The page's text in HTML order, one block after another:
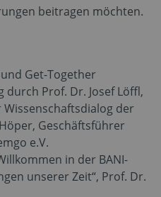
beitragen möchten.
Get-Together
durch Prof. Dr. Josef Löffl,
der
Geschäftsführer
e.V.
in der BANI-
unserer Zeit“, Prof. Dr.